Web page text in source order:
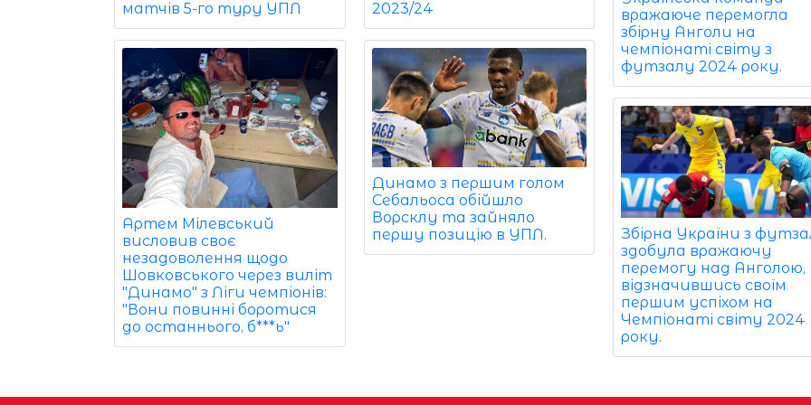
матчів 5-го туру УПЛ
Артем Мілевський
висловив своє
незадоволення щодо
Шовковського через виліт
"Динамо" з Ліги чемпіонів:
"Вони повинні боротися
до останнього, б***ь"
2023/24
Динамо з першим голом
Себальоса обійшло
Ворсклу та зайняло
першу позицію в УПЛ.
вражаюче перемогла
збірну Анголи на
чемпіонаті світу з
футзалу 2024 року.
Збірна України з
здобула вражаючу
перемогу над Анголою,
відзначившись своїм
першим успіхом на
Чемпіонаті світу 2024
року.